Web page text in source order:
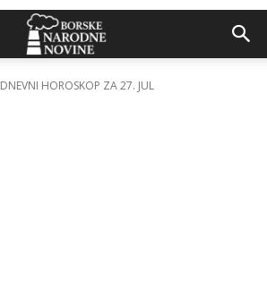
DNEVNI HOROSKOP ZA 27. JUL